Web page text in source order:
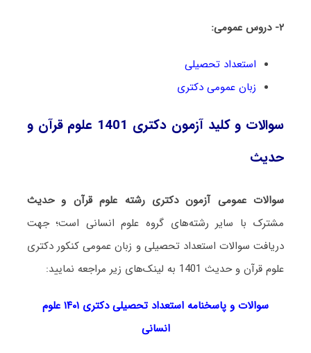
۲- دروس عمومی:
استعداد تحصیلی
زبان عمومی دکتری
سوالات و کلید آزمون دکتری 1401 علوم قرآن و
حدیث
سوالات عمومی آزمون دکتری رشته علوم قرآن و حدیث
مشترک با سایر رشته‌های گروه علوم انسانی است؛ جهت
دریافت سوالات استعداد تحصیلی و زبان عمومی کنکور دکتری
علوم قرآن و حدیث 1401 به لینک‌های زیر مراجعه نمایید:
سوالات و پاسخنامه استعداد تحصیلی دکتری
۱۴۰۱ علوم
انسانی